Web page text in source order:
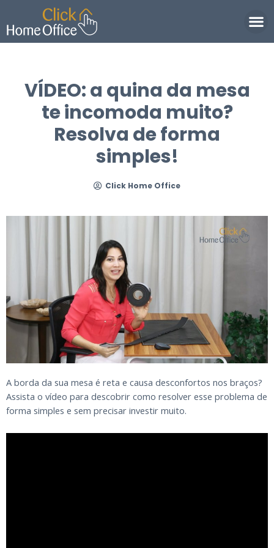
VÍDEO: a quina da mesa
te incomoda muito?
Resolva de forma
simples!
Click Home Office
A borda da sua mesa é reta e causa desconfortos nos braços?
Assista o vídeo para descobrir como resolver esse problema de
forma simples e sem precisar investir muito.